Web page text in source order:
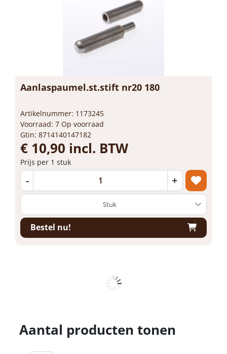
Aanlaspaumel.st.stift nr20 180
Artikelnummer: 1173245
Voorraad: 7 Op voorraad
Gtin: 8714140147182
€ 10,90 incl. BTW
Prijs per 1 stuk
- +
Bestel nu!
Aantal producten tonen